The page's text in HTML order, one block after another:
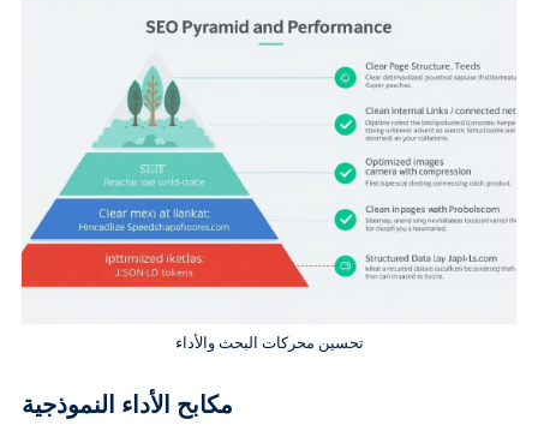
تحسين محركات البحث والأداء
مكابح الأداء النموذجية